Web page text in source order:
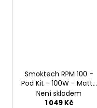
Smoktech RPM 100 -
Pod Kit - 100W - Matte
Blue
Není skladem
1 049 Kč